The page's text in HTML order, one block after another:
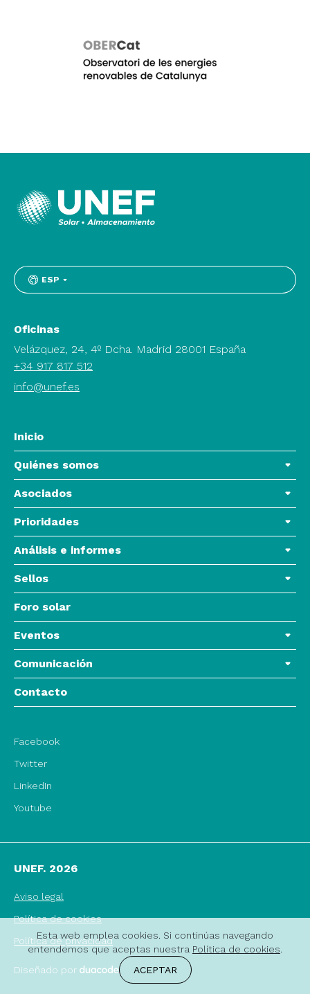
ESP
Oficinas
Velázquez, 24, 4º Dcha. Madrid 28001 España
+34 917 817 512
info@unef.es
Inicio
Quiénes somos
Asociados
Prioridades
Análisis e informes
Sellos
Foro solar
Eventos
Comunicación
Contacto
Facebook
Twitter
LinkedIn
Youtube
UNEF. 2026
Aviso legal
Política de cookies
Política de privacidad
Diseñado por
Esta web emplea cookies. Si continúas navegando
entendemos que aceptas nuestra Política de cookies.
ACEPTAR